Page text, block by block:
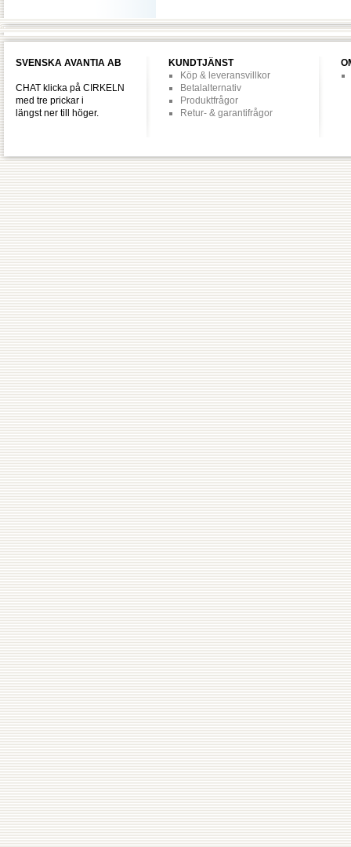
SVENSKA AVANTIA AB
CHAT klicka på CIRKELN
med tre prickar i
längst ner till höger.
KUNDTJÄNST
Köp & leveransvillkor
Betalalternativ
Produktfrågor
Retur- & garantifrågor